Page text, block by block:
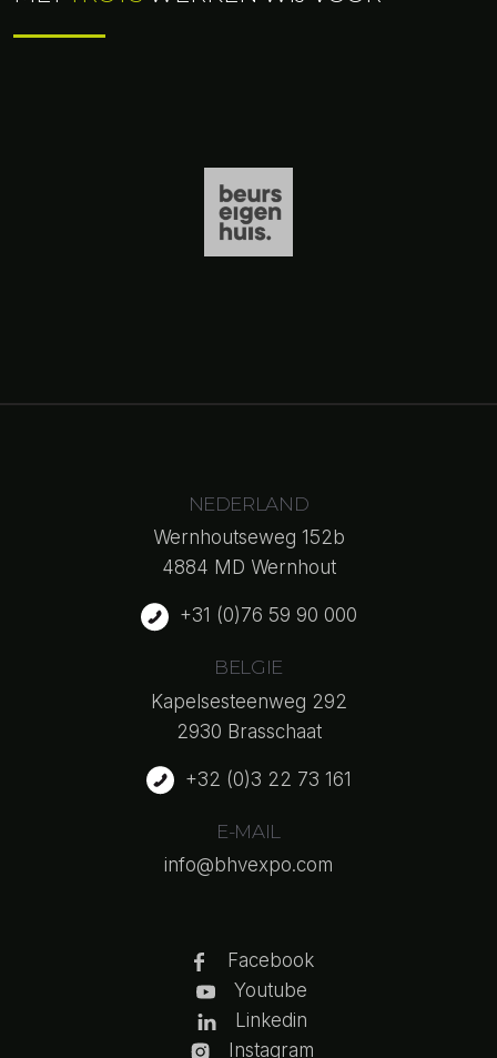
NEDERLAND
Wernhoutseweg 152b
4884 MD Wernhout
+31 (0)76 59 90 000
BELGIE
Kapelsesteenweg 292
2930 Brasschaat
+32 (0)3 22 73 161
E-MAIL
info@bhvexpo.com
Facebook
Youtube
Linkedin
Instagram